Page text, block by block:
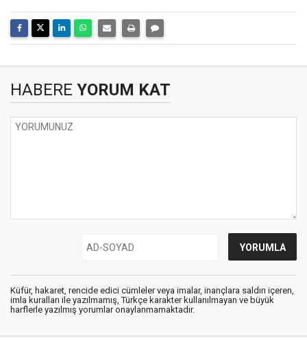
HABERE YORUM KAT
Küfür, hakaret, rencide edici cümleler veya imalar, inançlara saldırı içeren,
imla kuralları ile yazılmamış, Türkçe karakter kullanılmayan ve büyük
harflerle yazılmış yorumlar onaylanmamaktadır.